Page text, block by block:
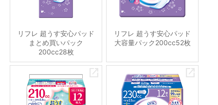
リフレ 超うす安心パッド
まとめ買いパック
200cc28枚
リフレ 超うす安心パッド
大容量パック200cc52枚